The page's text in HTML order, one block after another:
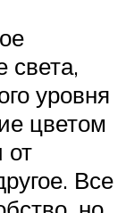
света,
уровня
цветом
от
Все